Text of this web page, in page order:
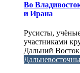
Во
и Ирана
Русисты,
участниками
Дальний